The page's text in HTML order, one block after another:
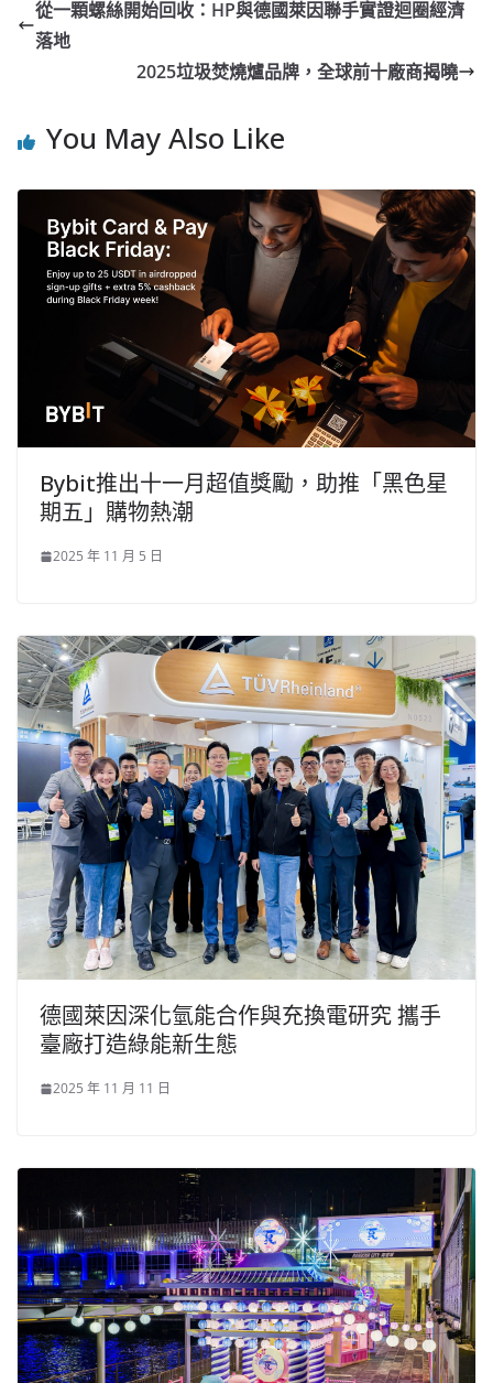
從一顆螺絲開始回收：HP與德國萊因聯手實證迴圈經濟
落地
2025垃圾焚燒爐品牌，全球前十廠商揭曉
You May Also Like
Bybit推出十一月超值獎勵，助推「黑色星
期五」購物熱潮
2025 年 11 月 5 日
德國萊因深化氫能合作與充換電研究 攜手
臺廠打造綠能新生態
2025 年 11 月 11 日